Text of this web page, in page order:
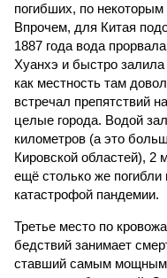
погибших, по
Впрочем, для Китая
1887 года вода
Хуанхэ и быстро
как местность там
встречал препятствий
целые города. Водой
километров (а это
Кировской областей), 2
ещё столько же погибли
катастрофой пандемии.
Третье место по
бедствий занимает
ставший самым мощным